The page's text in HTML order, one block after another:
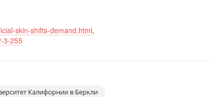
skin-shifts-demand.html,
3-255
Калифорнии в Беркли